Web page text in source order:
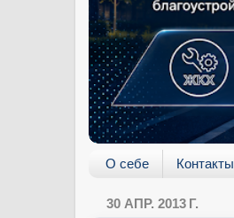
О себе Контакты
30 АПР. 2013 Г.